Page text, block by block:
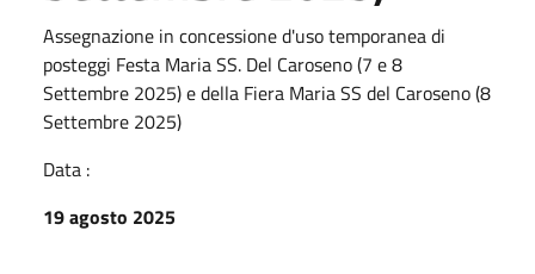
Assegnazione in concessione d'uso temporanea di
posteggi Festa Maria SS. Del Caroseno (7 e 8
Settembre 2025) e della Fiera Maria SS del Caroseno (8
Settembre 2025)
Data :
19 agosto 2025